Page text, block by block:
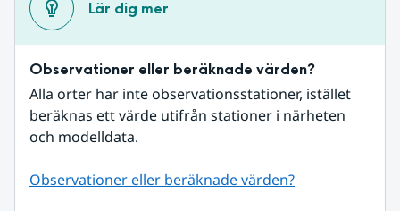
Lär dig mer
Observationer eller beräknade värden?
Alla orter har inte observationsstationer, istället
beräknas ett värde utifrån stationer i närheten
och modelldata.
Observationer eller beräknade värden?